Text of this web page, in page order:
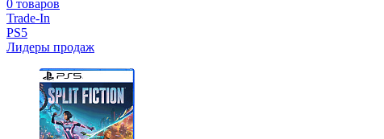
0 товаров
Trade-In
PS5
Лидеры продаж